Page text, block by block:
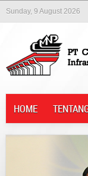
Sunday, 9 August 2026
HOME